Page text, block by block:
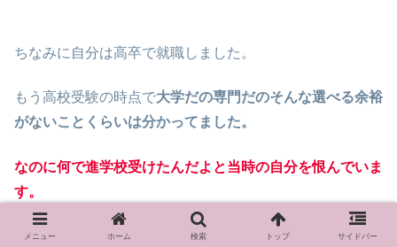
ちなみに自分は高卒で就職しました。
もう高校受験の時点で大学だの専門だのそんな選べる余裕
がないことくらいは分かってました。
なのに何で進学校受けたんだよと当時の自分を恨んでいま
す。
メニュー ホーム 検索 トップ サイドバー